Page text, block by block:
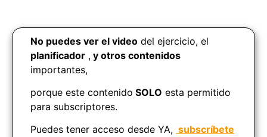
No puedes ver el video del ejercicio, el
planificador , y otros contenidos
importantes,
porque este contenido SOLO esta permitido
para subscriptores.
Puedes tener acceso desde YA, subscríbete